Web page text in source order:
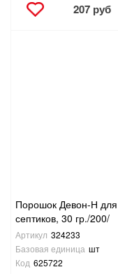
207 руб
Порошок Девон-Н
септиков, 30 гр./200/
Артикул 324233
Базовая единица шт
Код 625722